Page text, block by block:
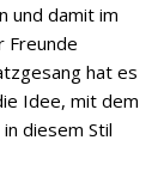
und damit im
Freunde
hat es
Idee, mit dem
diesem Stil